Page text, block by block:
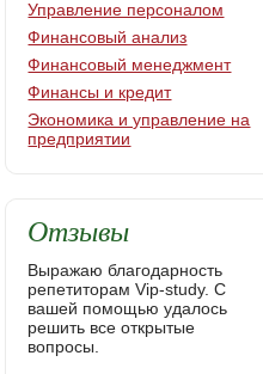
Управление персоналом
Финансовый анализ
Финансовый менеджмент
Финансы и кредит
Экономика и управление на
предприятии
Отзывы
Выражаю благодарность
репетиторам Vip-study. С
вашей помощью удалось
решить все открытые
вопросы.